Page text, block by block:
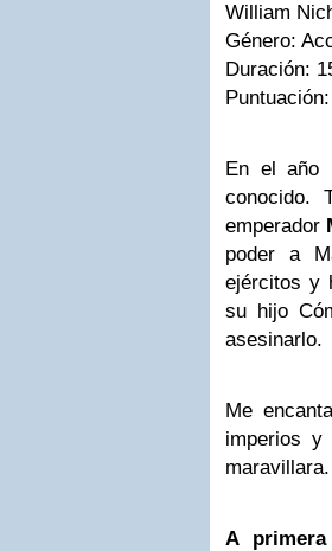
William
Género:
Duración:
En el año
conocido.
emperador
poder a
ejércitos y
su hijo
asesinarlo.
Me
imperios y
maravillara.
A